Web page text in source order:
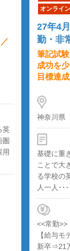
英
圏
用
オンライ
27年4
勤・非
筆記試
成功を
目標達
神奈川県
基礎に重
ことで大
る学校の
人一人･･･
<<常勤>>
【給与モ
新卒⇒21